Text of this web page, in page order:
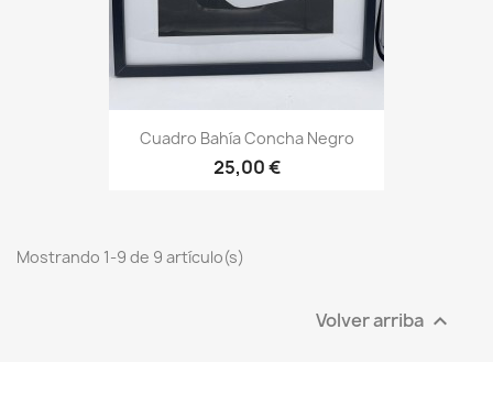
Cuadro Bahía Concha Negro
25,00 €
Mostrando 1-9 de 9 artículo(s)
Volver arriba 